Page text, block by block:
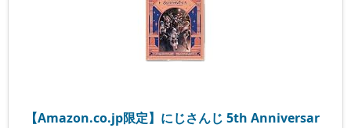
【Amazon.co.jp限定】にじさんじ 5th Anniversar